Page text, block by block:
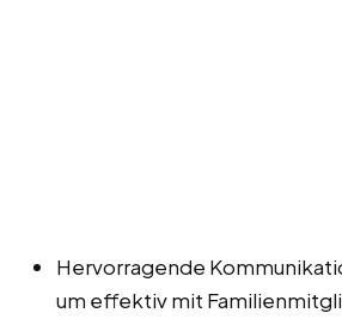
Hervorragende
um effektiv mit